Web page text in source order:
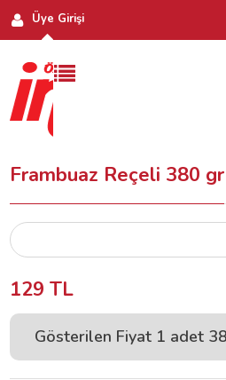
Üye Girişi
Frambuaz Reçeli 380 gr
129 TL
Gösterilen Fiyat 1 adet